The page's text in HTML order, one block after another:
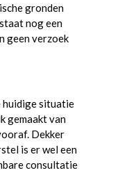
gronden
nog een
geen verzoek
huidige situatie
gemaakt van
Dekker
is er wel een
consultatie